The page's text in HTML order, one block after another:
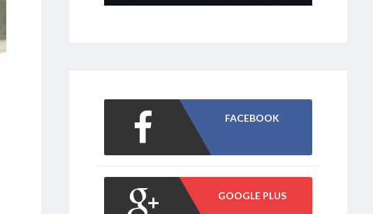
FACEBOOK
GOOGLE PLUS